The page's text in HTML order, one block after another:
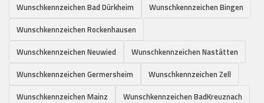
Wunschkennzeichen Bad Dürkheim
Wunschkennzeichen Bingen
Wunschkennzeichen Rockenhausen
Wunschkennzeichen Neuwied
Wunschkennzeichen Nastätten
Wunschkennzeichen Germersheim
Wunschkennzeichen Zell
Wunschkennzeichen Mainz
Wunschkennzeichen BadKreuznach